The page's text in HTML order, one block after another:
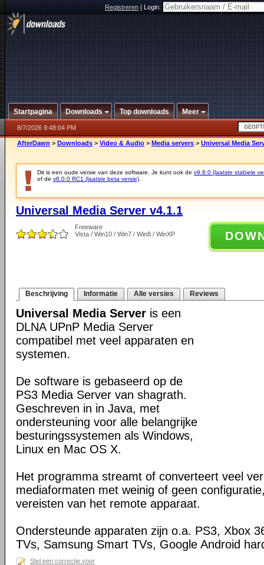
Registreren|Login:
Startpagina Downloads Top downloads Meer
8/7/2026 9:48:04 PM
AfterDawn > Downloads > Video & Audio > Media servers > Universal Media
Dit is een oude versie van deze software. Je kunt ook de v9.8.0 (laatste stabiele
of de v8.0.0 RC1 (laatste beta versie)
Universal Media Server v4.1.1
Freeware
Vista / Win10 / Win7 / Win8 / WinXP
Beschrijving Informatie Alle versies Reviews
Universal Media Server is een
DLNA UPnP Media Server
compatibel met veel apparaten en
systemen.
De software is gebaseerd op de
PS3 Media Server van shagrath.
Geschreven in in Java, met
ondersteuning voor alle belangrijke
besturingssystemen als Windows,
Linux en Mac OS X.
Het programma streamt of converteert veel
mediaformaten met weinig of geen
vereisten van het remote apparaat.
Ondersteunde apparaten zijn o.a. PS3, Xbox
TVs, Samsung Smart TVs, Google Android
Stel een correctie voor